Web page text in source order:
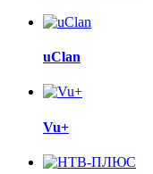
uClan
Vu+